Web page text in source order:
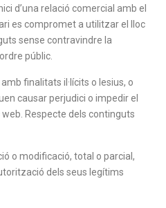
d’una relació comercial amb el
es compromet a utilitzar el lloc
sense contravindre la
públic.
finalitats il·lícits o lesius, o
causar perjudici o impedir el
Respecte dels continguts
o modificació, total o parcial,
dels seus legítims